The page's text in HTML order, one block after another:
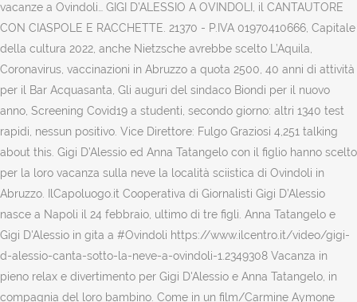
vacanze a Ovindoli… GIGI D’ALESSIO A OVINDOLI, il CANTAUTORE
CON CIASPOLE E RACCHETTE. 21370 - P.IVA 01970410666, Capitale
della cultura 2022, anche Nietzsche avrebbe scelto L’Aquila,
Coronavirus, vaccinazioni in Abruzzo a quota 2500, 40 anni di attività
per il Bar Acquasanta, Gli auguri del sindaco Biondi per il nuovo
anno, Screening Covid19 a studenti, secondo giorno: altri 1340 test
rapidi, nessun positivo. Vice Direttore: Fulgo Graziosi 4,251 talking
about this. Gigi D’Alessio ed Anna Tatangelo con il figlio hanno scelto
per la loro vacanza sulla neve la località sciistica di Ovindoli in
Abruzzo. IlCapoluogo.it Cooperativa di Giornalisti Gigi D’Alessio
nasce a Napoli il 24 febbraio, ultimo di tre figli. Anna Tatangelo e
Gigi D'Alessio in gita a #Ovindoli https://www.ilcentro.it/video/gigi-
d-alessio-canta-sotto-la-neve-a-ovindoli-1.2349308 Vacanza in
pieno relax e divertimento per Gigi D'Alessio e Anna Tatangelo, in
compagnia del loro bambino. Come in un film/Carmine Aymone